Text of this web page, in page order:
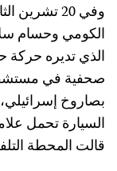
وفي 20
الكومي وحسام
الذي تديره حركة
صحفية في
بصاروخ
السيارة تحمل
قالت المحطة